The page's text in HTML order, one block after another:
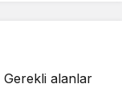
Gerekli alanlar